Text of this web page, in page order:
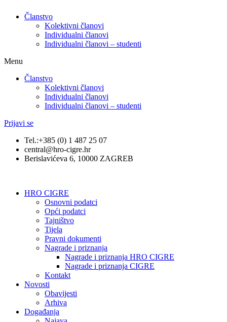
Članstvo
Kolektivni članovi
Individualni članovi
Individualni članovi – studenti
Menu
Članstvo
Kolektivni članovi
Individualni članovi
Individualni članovi – studenti
Prijavi se
Tel.:+385 (0) 1 487 25 07
central@hro-cigre.hr
Berislavićeva 6, 10000 ZAGREB
HRO CIGRE
Osnovni podatci​
Opći podatci
Tajništvo
Tijela
Pravni dokumenti
Nagrade i priznanja
Nagrade i priznanja HRO CIGRE
Nagrade i priznanja CIGRE
Kontakt
Novosti
Obavijesti
Arhiva
Događanja